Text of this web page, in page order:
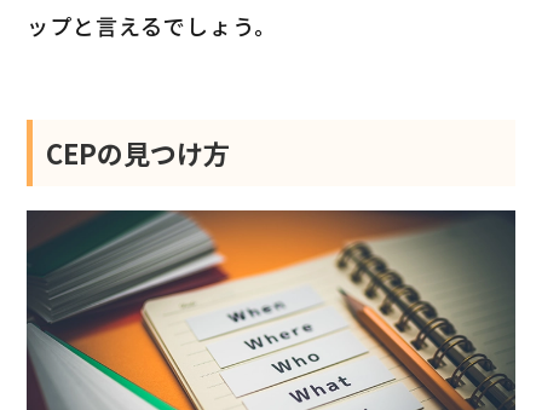
ップと言えるでしょう。
CEPの見つけ方